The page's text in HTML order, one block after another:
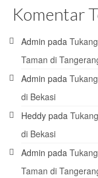
Komentar
Admin pada
Taman di
Admin pada
di Bekasi
Heddy pada
di Bekasi
Admin pada
Taman di